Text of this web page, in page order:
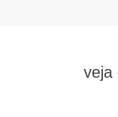
veja